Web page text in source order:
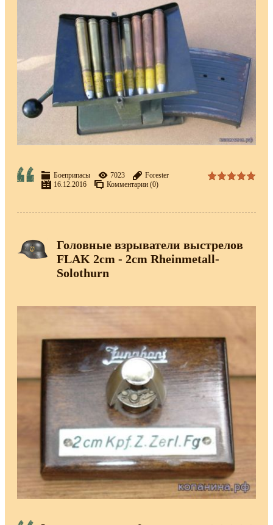
Боеприпасы 7023
Forester
16.12.2016
Комментарии (0)
Головные взрыватели выстрелов
FLAK 2cm - 2cm Rheinmetall-
Solothurn